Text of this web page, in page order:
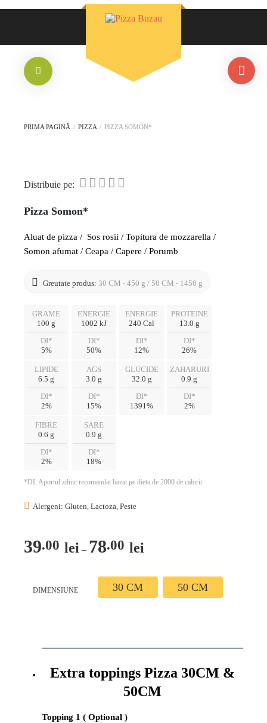
PRIMA PAGINĂ / PIZZA / PIZZA SOMON*
Distribuie pe:
Pizza Somon*
Aluat de pizza / Sos rosii / Topitura de mozzarella /
Somon afumat / Ceapa / Capere / Porumb
Greutate produs: 30 CM - 450 g / 50 CM - 1450 g
GRAME
100 g
DI*
5%
ENERGIE
1002 kJ
DI*
50%
ENERGIE
240 Cal
DI*
12%
PROTEINE
13.0 g
DI*
26%
LIPIDE
6.5 g
DI*
2%
AGS
3.0 g
DI*
15%
GLUCIDE
32.0 g
DI*
1391%
ZAHARURI
0.9 g
DI*
2%
FIBRE
0.6 g
DI*
2%
SARE
0.9 g
DI*
18%
*DI: Aportul zilnic recomandat bazat pe dieta de 2000 de calorii
Alergeni: Gluten, Lactoza, Peste
39.00 lei – 78.00 lei
prețuri:
DIMENSIUNE 30 CM 50 CM
Extra toppings Pizza 30CM &
50CM
Topping 1 ( Optional )